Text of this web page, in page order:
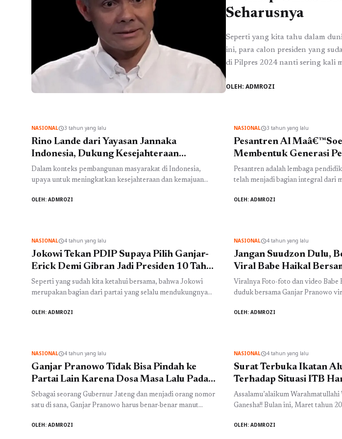
Seharusnya
Seperti yang kita tahu dalam
ini, para calon presiden yang
di Pilpres 2024 nanti sering kali
mendalam untuk mengungkap
publik adalah calon presiden dari
Selengkapnya
OLEH: ADMROZI
NASIONALschedule3 tahun yang lalu
Rino Lande dari Yayasan Jannaka
Indonesia, Dukung Kesejahteraan
Masyarakat Lewat Dana Desa 5 Miliar
Dalam konteks pembangunan masyarakat di Indonesia,
upaya untuk meningkatkan kesejahteraan dan kemajuan
satu program yang diusulkan untuk mencapai tujuan ini
sebagai Wakil ...
Baca Selengkapnya
OLEH: ADMROZI
NASIONALschedule3 tahun yang lalu
Pesantren Al
Membentuk Generasi
Berkarakter
Pesantren adalah lembaga
telah menjadi bagian integral dari
tinggal dan belajar di bawah
Baca Selengkapnya
OLEH: ADMROZI
NASIONALschedule4 tahun yang lalu
Jokowi Tekan PDIP Supaya Pilih Ganjar-
Erick Demi Gibran Jadi Presiden 10 Tahun
Lagi
Seperti yang sudah kita ketahui bersama, bahwa Jokowi
merupakan bagian dari partai yang selalu mendukungnya
Presiden sampai saat ini yaitu PDIP. Namun saat ini untuk
Demokrasi Indonesia Perjuangan ...
OLEH: ADMROZI
NASIONALschedule4 tahun yang lalu
Jangan Suudzon Dulu,
Viral Babe Haikal
Viralnya Foto-foto dan video Babe
duduk bersama Ganjar Pranowo
sosok GP. Namun sebaiknya kita
sholat Jumat dengan ...
OLEH: ADMROZI
NASIONALschedule4 tahun yang lalu
Ganjar Pranowo Tidak Bisa Pindah ke
Partai Lain Karena Dosa Masa Lalu Pada
PDIP
Sebagai seorang Gubernur Jateng dan menjadi orang nomor
satu di sana, Ganjar Pranowo harus benar-benar manut
Jateng yaitu PDIP. Begitu pun dengan masalah pencapresan
OLEH: ADMROZI
NASIONALschedule4 tahun yang lalu
Surat Terbuka Ikatan
Terhadap Situasi ITB
Assalamu’alaikum Warahmatullahi
Ganesha!! Bulan ini, Maret tahun
Soekarno menggabungkan dua
OLEH: ADMROZI